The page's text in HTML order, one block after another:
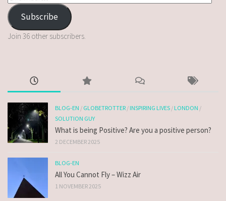
Subscribe
Join 36 other subscribers.
BLOG-EN / GLOBETROTTER /INSPIRING LIVES /LONDON /
SOLUTION GUY
What is being Positive? Are you a positive person?
2 DECEMBER 2025
BLOG-EN
All You Cannot Fly – Wizz Air
1 NOVEMBER 2025